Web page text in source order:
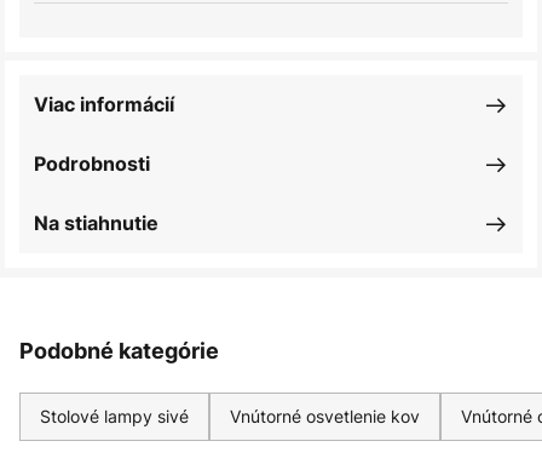
Podrobnosti
Viac informácií
Na stiahnutie
Podobné kategórie
Stolové lampy sivé Vnútorné osvetlenie kov Vnútorné